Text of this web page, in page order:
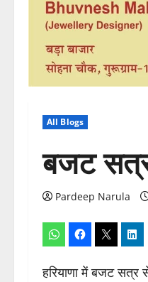
All Blogs
बजट
Pardeep Narula
हरियाणा में बजट सत्र